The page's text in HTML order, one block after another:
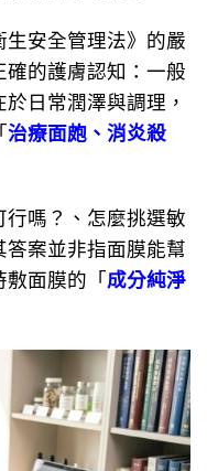
安全管理法》的嚴
的護膚認知：一般
日常潤澤與調理，
治療面皰、消炎殺
嗎？、怎麼挑選敏
案並非指面膜能幫
面膜的「 成分純淨